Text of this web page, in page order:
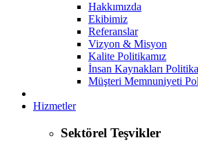
Hakkımızda
Ekibimiz
Referanslar
Vizyon & Misyon
Kalite Politikamız
İnsan Kaynakları
Müşteri Memnuniyeti
Hizmetler
Sektörel Teşvikler